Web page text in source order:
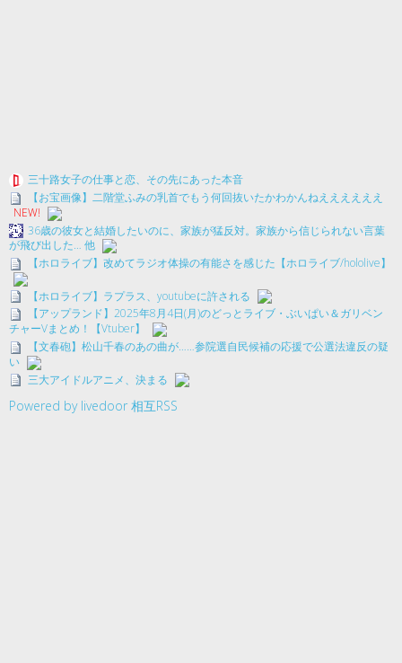
三十路女子の仕事と恋、その先にあった本音
【お宝画像】二階堂ふみの乳首でもう何回抜いたかわかんねええええええ
NEW!
36歳の彼女と結婚したいのに、家族が猛反対。家族から信じられない言葉
が飛び出した… 他
【ホロライブ】改めてラジオ体操の有能さを感じた【ホロライブ/hololive】
【ホロライブ】ラプラス、youtubeに許される
【アップランド】2025年8月4日(月)のどっとライブ・ぶいぱい＆ガリベン
チャーVまとめ！【Vtuber】
【文春砲】松山千春のあの曲が……参院選自民候補の応援で公選法違反の疑
い
三大アイドルアニメ、決まる
Powered by livedoor 相互RSS